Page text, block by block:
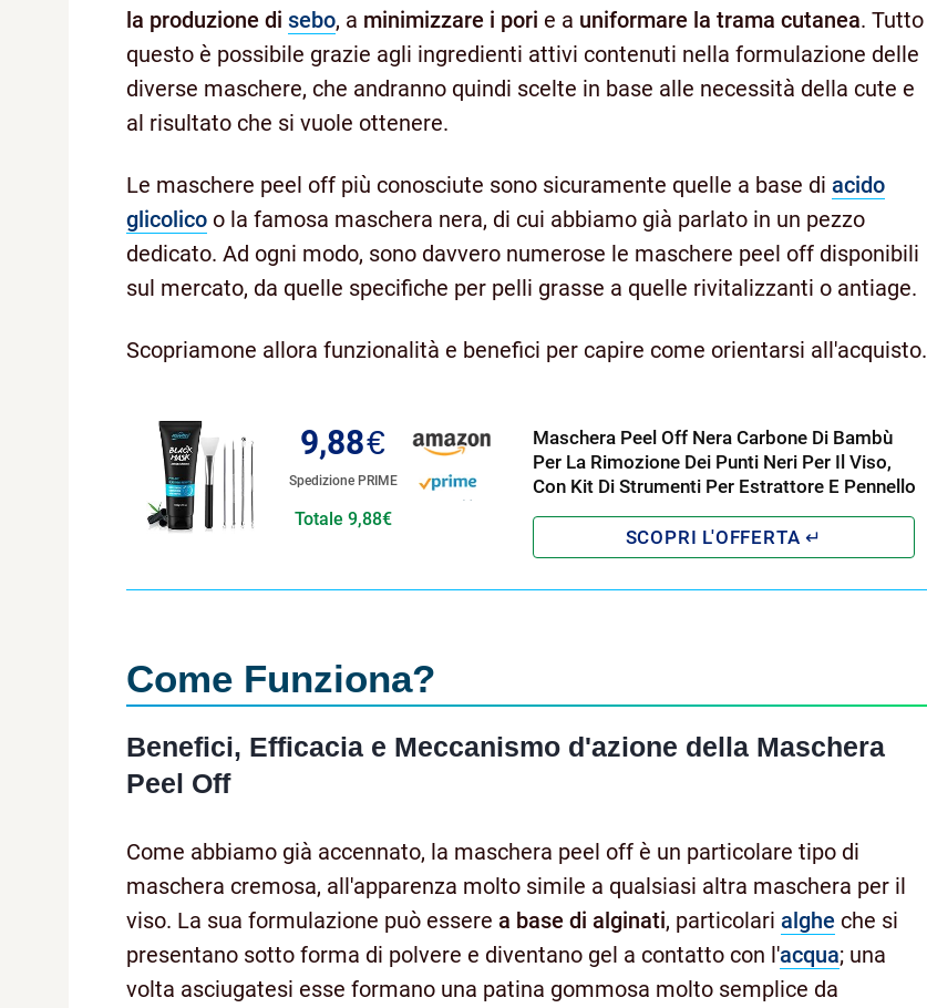
la produzione di sebo, a minimizzare i pori e a uniformare la trama cutanea. Tutto
questo è possibile grazie agli ingredienti attivi contenuti nella formulazione delle
diverse maschere, che andranno quindi scelte in base alle necessità della cute e
al risultato che si vuole ottenere.
Le maschere peel off più conosciute sono sicuramente quelle a base di acido
glicolico o la famosa maschera nera, di cui abbiamo già parlato in un pezzo
dedicato. Ad ogni modo, sono davvero numerose le maschere peel off disponibili
sul mercato, da quelle specifiche per pelli grasse a quelle rivitalizzanti o antiage.
Scopriamone allora funzionalità e benefici per capire come orientarsi all'acquisto.
9,88€
Spedizione PRIME
Totale 9,88€
Maschera Peel Off Nera Carbone Di Bambù
Per La Rimozione Dei Punti Neri Per Il Viso,
Con Kit Di Strumenti Per Estrattore E Pennello
Come Funziona?
Benefici, Efficacia e Meccanismo d'azione della Maschera
Peel Off
Come abbiamo già accennato, la maschera peel off è un particolare tipo di
maschera cremosa, all'apparenza molto simile a qualsiasi altra maschera per il
viso. La sua formulazione può essere a base di alginati, particolari alghe che si
presentano sotto forma di polvere e diventano gel a contatto con l'acqua; una
volta asciugatesi esse formano una patina gommosa molto semplice da